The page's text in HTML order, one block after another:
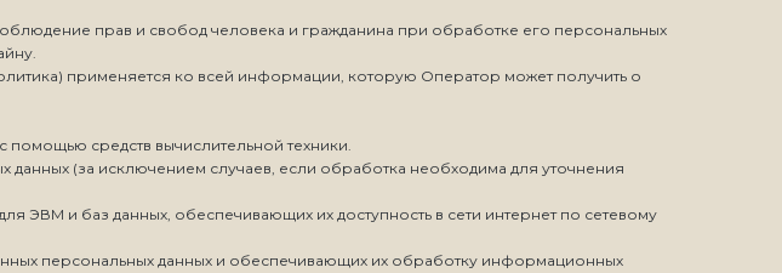
прав и свобод человека и гражданина при обработке его персональных
применяется ко всей информации, которую Оператор может получить о
средств вычислительной техники.
(за исключением случаев, если обработка необходима для уточнения
ЭВМ и баз данных, обеспечивающих их доступность в сети интернет по сетевому
персональных данных и обеспечивающих их обработку информационных